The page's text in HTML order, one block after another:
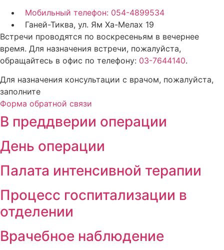
Мобильный телефон: 054-4899534
Ганей-Тиква, ул. Ям Ха-Мелах 19
Встречи проводятся по воскресеньям в вечернее
время. Для назначения встречи, пожалуйста,
обращайтесь в офис по телефону:03-7644140
Для назначения консультации с врачом, пожалуйста,
заполните
Форма обратной связи
В преддверии операции
День операции
Палата интенсивной терапии
Процесс госпитализации в
отделении
Врачебное наблюдение